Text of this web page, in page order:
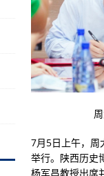
7月5日上午，周
举行。陕西历史
杨军昌教授出席